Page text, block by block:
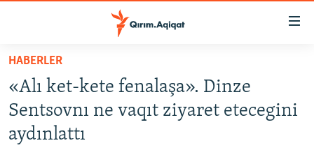
Esas
qaytmaq
Baş
navigatsiyağa
qaytmaq
HABERLER
İQTİSADİYAT
HABERLER
«Alı ket-kete fenalaşa». Dinze
Sentsovnı ne vaqıt ziyaret etecegini
aydınlattı